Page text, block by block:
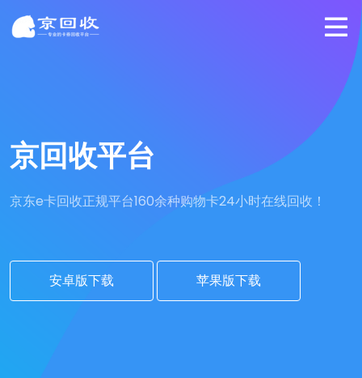
京回收平台
京东e卡回收正规平台160余种购物卡24小时在线回收！
安卓版下载 苹果版下载